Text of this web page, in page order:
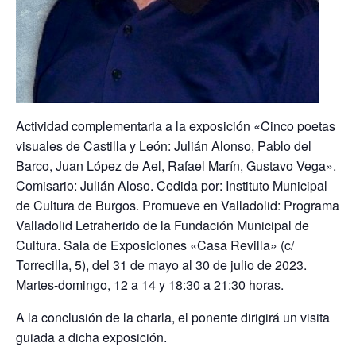
Actividad complementaria a la exposición «Cinco poetas
visuales de Castilla y León: Julián Alonso, Pablo del
Barco, Juan López de Ael, Rafael Marín, Gustavo Vega».
Comisario: Julián Aloso. Cedida por: Instituto Municipal
de Cultura de Burgos. Promueve en Valladolid: Programa
Valladolid Letraherido de la Fundación Municipal de
Cultura. Sala de Exposiciones «Casa Revilla» (c/
Torrecilla, 5), del 31 de mayo al 30 de julio de 2023.
Martes-domingo, 12 a 14 y 18:30 a 21:30 horas.
A la conclusión de la charla, el ponente dirigirá un visita
guiada a dicha exposición.